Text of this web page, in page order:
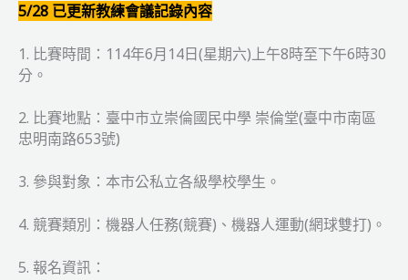
賽
5/28 已更新教練會議記錄內容
1. 比賽時間：114年6月14日(星期六)上午8時至下午6時30
分。
2. 比賽地點：臺中市立崇倫國民中學 崇倫堂(臺中市南區
忠明南路653號)
3. 參與對象：本市公私立各級學校學生。
4. 競賽類別：機器人任務(競賽)、機器人運動(網球雙打)。
5. 報名資訊：